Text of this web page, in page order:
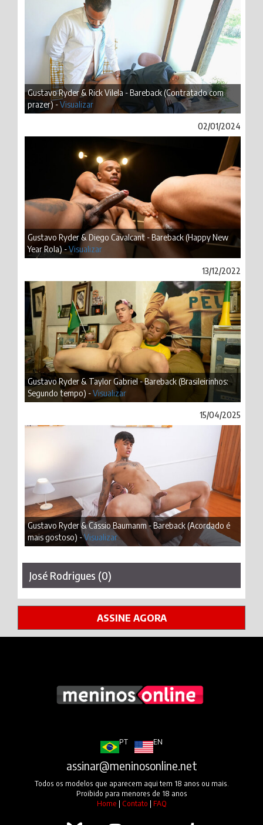
Gustavo Ryder & Rick Vilela - Bareback (Contratado com
prazer) -Visualizar
02/01/2024
Gustavo Ryder & Diego Cavalcant - Bareback (Happy New
Year Rola) -Visualizar
13/12/2022
Gustavo Ryder & Taylor Gabriel - Bareback (Brasileirinhos:
Segundo tempo) -Visualizar
15/04/2025
Gustavo Ryder & Cássio Baumanm - Bareback (Acordado é
mais gostoso) -Visualizar
José Rodrigues (0)
ASSINE AGORA
PT EN
assinar@meninosonline.net
Todos os modelos que aparecem aqui tem 18 anos ou mais.
Proibido para menores de 18 anos
Home | Contato | FAQ